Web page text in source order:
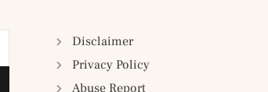
Disclaimer
Privacy Policy
Abuse Report